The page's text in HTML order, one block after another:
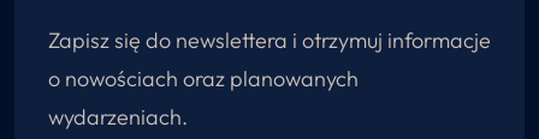
Zapisz się do newslettera i otrzymuj informacje
o nowościach oraz planowanych
wydarzeniach.